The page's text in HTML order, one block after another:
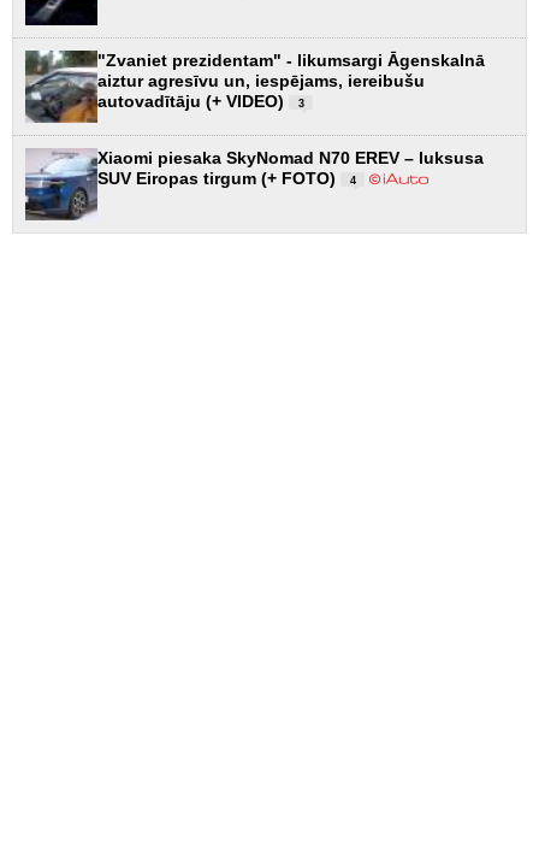
"Zvaniet prezidentam" - likumsargi Āgenskalnā
aiztur agresīvu un, iespējams, iereibušu
autovadītāju (+ VIDEO)
3
Xiaomi piesaka SkyNomad N70 EREV – luksusa
SUV Eiropas tirgum (+ FOTO)
4